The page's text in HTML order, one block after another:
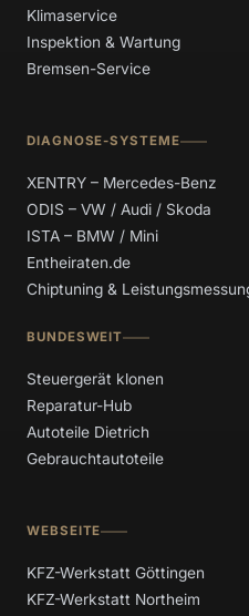
Klimaservice
Inspektion & Wartung
Bremsen-Service
DIAGNOSE-SYSTEME
XENTRY – Mercedes-Benz
ODIS – VW / Audi / Skoda
ISTA – BMW / Mini
Entheiraten.de
Chiptuning &
BUNDESWEIT
Steuergerät klonen
Reparatur-Hub
Autoteile Dietrich
Gebrauchtautoteile
WEBSEITE
KFZ-Werkstatt Göttingen
KFZ-Werkstatt Northeim